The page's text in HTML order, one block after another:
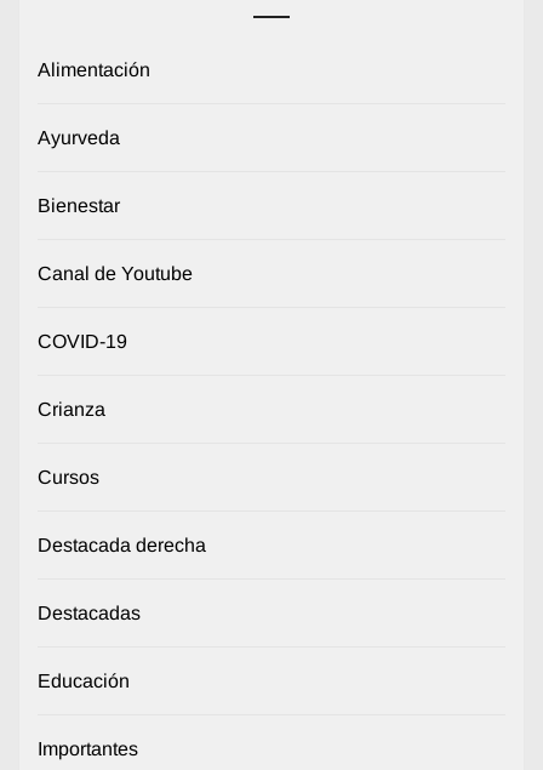
Alimentación
Ayurveda
Bienestar
Canal de Youtube
COVID-19
Crianza
Cursos
Destacada derecha
Destacadas
Educación
Importantes